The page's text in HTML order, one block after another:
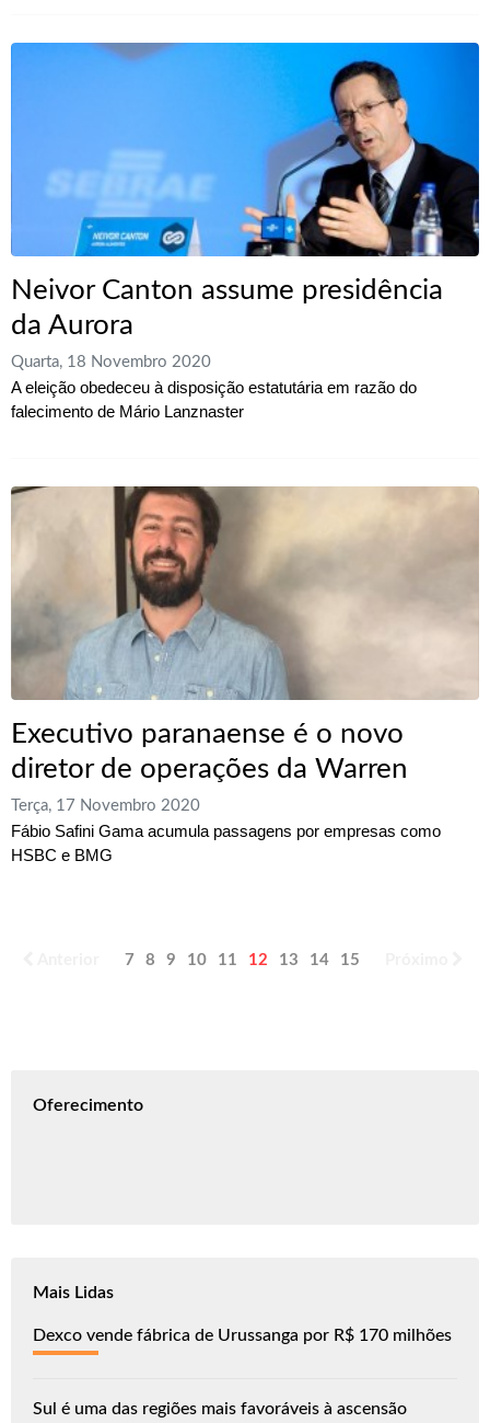
Neivor Canton assume presidência
da Aurora
Quarta, 18 Novembro 2020
A eleição obedeceu à disposição estatutária em razão do
falecimento de Mário Lanznaster
Executivo paranaense é o novo
diretor de operações da Warren
Terça, 17 Novembro 2020
Fábio Safini Gama acumula passagens por empresas como
HSBC e BMG
7 8 9 10 11 12 13 14 15
Oferecimento
Mais Lidas
Dexco vende fábrica de Urussanga por R$ 170 milhões
Sul é uma das regiões mais favoráveis à ascensão